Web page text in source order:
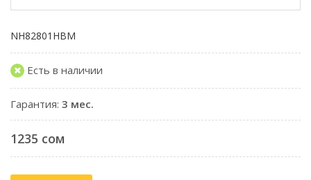
NH82801HBM
Есть в наличии
Гарантия: 3 мес.
1235 сом